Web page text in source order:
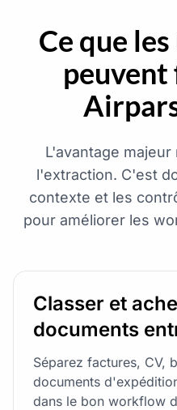
Ce que
peuvent
L'avantage
l'extraction. C'est
contexte et les
pour améliorer les
Classer et
documents
Séparez factures, CV,
documents
dans le bon workflow